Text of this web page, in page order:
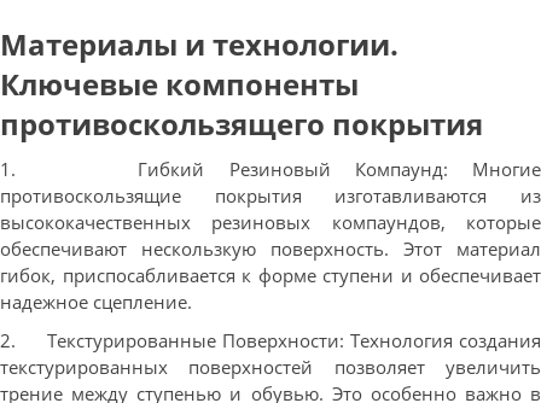
Материалы и технологии.
Ключевые компоненты
противоскользящего покрытия
1. Гибкий Резиновый Компаунд: Многие
противоскользящие покрытия изготавливаются из
высококачественных резиновых компаундов, которые
обеспечивают нескользкую поверхность. Этот материал
гибок, приспосабливается к форме ступени и обеспечивает
надежное сцепление.
2. Текстурированные Поверхности: Технология создания
текстурированных поверхностей позволяет увеличить
трение между ступенью и обувью. Это особенно важно в